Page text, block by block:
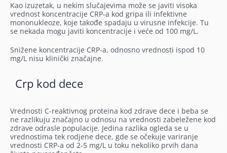
Kao izuzetak, u nekim slučajevima može se javiti visoka
vrednost koncentracije CRP-a kod gripa ili infektivne
mononukleoze, koje takođe spadaju u virusne infekcije. Tu
se nekada mogu javiti koncentracije i veće od 100 mg/L.
Snižene koncentracije CRP-a, odnosno vrednosti ispod 10
mg/L nisu klinički značajne.
Crp kod dece
Vrednosti C-reaktivnog proteina kod zdrave dece i beba se
ne razlikuju značajno u odnosu na vrednosti zabeležene kod
zdrave odrasle populacije. Jedina razlika ogleda se u
vrednostima tek rodjene dece, gde se očekuje variranje
vrednosti CRP-a od 2-5 mg/L u toku nekoliko prvih dana